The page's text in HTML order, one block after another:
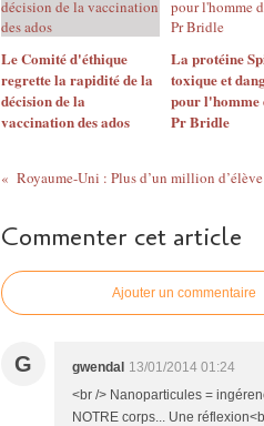
Le Comité d'éthique
regrette la rapidité de la
décision de la
vaccination des ados
La protéine
toxique et
pour l'homme
Pr Bridle
Commenter cet article
Ajouter un commentaire
G gwendal 13/01/2014 01:24
<br /> Nanoparticules =
NOTRE corps... Une